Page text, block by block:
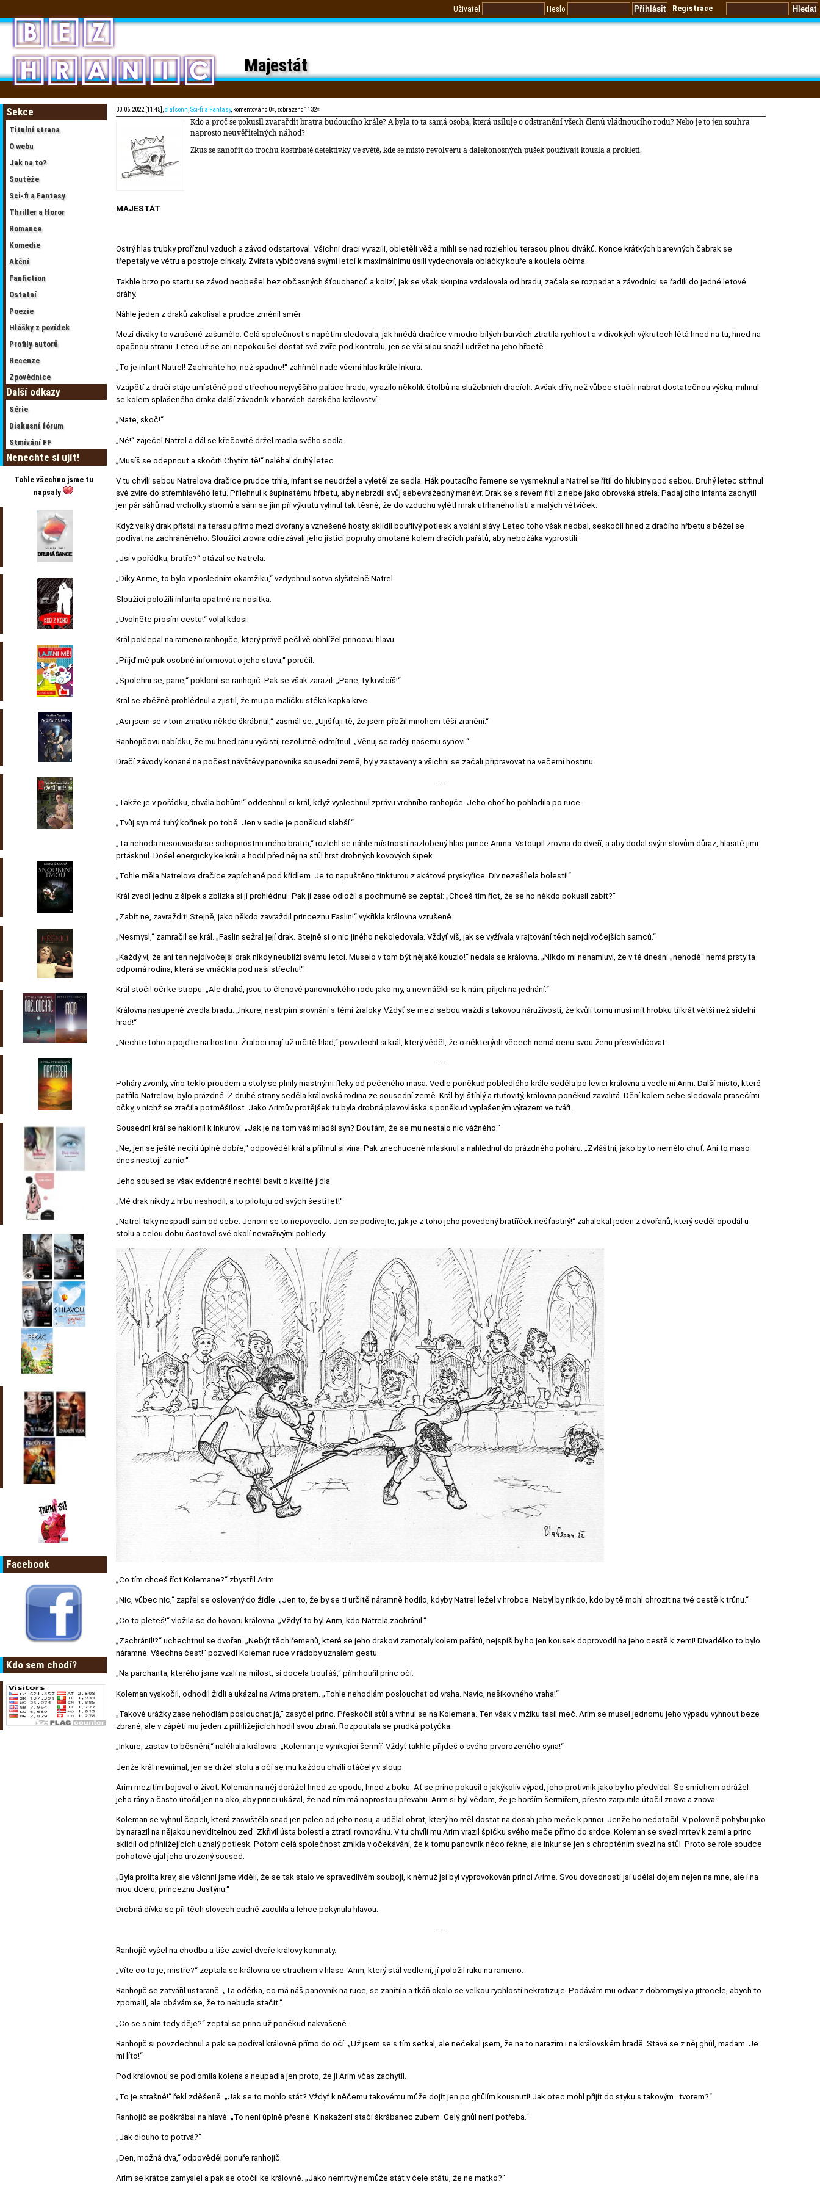
Uživatel Heslo Registrace
Majestát
Sekce
Titulní strana
O webu
Jak na to?
Soutěže
Sci-fi a Fantasy
Thriller a Horor
Romance
Komedie
Akční
Fanfiction
Ostatní
Poezie
Hlášky z povídek
Profily autorů
Recenze
Zpovědnice
Další odkazy
Série
Diskusní fórum
Stmívání FF
Nenechte si ujít!
Tohle všechno jsme tu
napsaly
Facebook
Kdo sem chodí?
30.06.2022 [11:45],olafsonn,Sci-fi a Fantasy, komentováno 0×, zobrazeno 1132×
Kdo a proč se pokusil zvarařdit bratra budoucího krále? A byla to ta samá osoba, která usiluje o odstranění všech členů vládnoucího rodu? Nebo je to jen souhra
naprosto neuvěřitelných náhod?
Zkus se zanořit do trochu kostrbaté detektívky ve světě, kde se místo revolverů a dalekonosných pušek používají kouzla a prokletí.
MAJESTÁT
Ostrý hlas trubky proříznul vzduch a závod odstartoval. Všichni draci vyrazili, obletěli věž a mihli se nad rozlehlou terasou plnou diváků. Konce krátkých barevných čabrak se
třepetaly ve větru a postroje cinkaly. Zvířata vybičovaná svými letci k maximálnímu úsilí vydechovala obláčky kouře a koulela očima.
Takhle brzo po startu se závod neobešel bez občasných šťouchanců a kolizí, jak se však skupina vzdalovala od hradu, začala se rozpadat a závodníci se řadili do jedné letové
dráhy.
Náhle jeden z draků zakolísal a prudce změnil směr.
Mezi diváky to vzrušeně zašumělo. Celá společnost s napětím sledovala, jak hnědá dračice v modro-bílých barvách ztratila rychlost a v divokých výkrutech létá hned na tu, hned na
opačnou stranu. Letec už se ani nepokoušel dostat své zvíře pod kontrolu, jen se vší silou snažil udržet na jeho hřbetě.
„To je infant Natrel! Zachraňte ho, než spadne!“ zahřměl nade všemi hlas krále Inkura.
Vzápětí z dračí stáje umístěné pod střechou nejvyššího paláce hradu, vyrazilo několik štolbů na služebních dracích. Avšak dřív, než vůbec stačili nabrat dostatečnou výšku, mihnul
se kolem splašeného draka další závodník v barvách darského království.
„Nate, skoč!“
„Né!“ zaječel Natrel a dál se křečovitě držel madla svého sedla.
„Musíš se odepnout a skočit! Chytím tě!“ naléhal druhý letec.
V tu chvíli sebou Natrelova dračice prudce trhla, infant se neudržel a vyletěl ze sedla. Hák poutacího řemene se vysmeknul a Natrel se řítil do hlubiny pod sebou. Druhý letec strhnul
své zvíře do střemhlavého letu. Přilehnul k šupinatému hřbetu, aby nebrzdil svůj sebevražedný manévr. Drak se s řevem řítil z nebe jako obrovská střela. Padajícího infanta zachytil
jen pár sáhů nad vrcholky stromů a sám se jim při výkrutu vyhnul tak těsně, že do vzduchu vylétl mrak utrhaného listí a malých větviček.
Když velký drak přistál na terasu přímo mezi dvořany a vznešené hosty, sklidil bouřlivý potlesk a volání slávy. Letec toho však nedbal, seskočil hned z dračího hřbetu a běžel se
podívat na zachráněného. Sloužící zrovna odřezávali jeho jistící popruhy omotané kolem dračích pařátů, aby nebožáka vyprostili.
„Jsi v pořádku, bratře?“ otázal se Natrela.
„Díky Arime, to bylo v posledním okamžiku,“ vzdychnul sotva slyšitelně Natrel.
Sloužící položili infanta opatrně na nosítka.
„Uvolněte prosím cestu!“ volal kdosi.
Král poklepal na rameno ranhojiče, který právě pečlivě obhlížel princovu hlavu.
„Přijď mě pak osobně informovat o jeho stavu,“ poručil.
„Spolehni se, pane,“ poklonil se ranhojič. Pak se však zarazil. „Pane, ty krvácíš!“
Král se zběžně prohlédnul a zjistil, že mu po malíčku stéká kapka krve.
„Asi jsem se v tom zmatku někde škrábnul,“ zasmál se. „Ujišťuji tě, že jsem přežil mnohem těší zranění.“
Ranhojičovu nabídku, že mu hned ránu vyčistí, rezolutně odmítnul. „Věnuj se raději našemu synovi.“
Dračí závody konané na počest návštěvy panovníka sousední země, byly zastaveny a všichni se začali připravovat na večerní hostinu.
---
„Takže je v pořádku, chvála bohům!“ oddechnul si král, když vyslechnul zprávu vrchního ranhojiče. Jeho choť ho pohladila po ruce.
„Tvůj syn má tuhý kořínek po tobě. Jen v sedle je poněkud slabší.“
„Ta nehoda nesouvisela se schopnostmi mého bratra,“ rozlehl se náhle místností nazlobený hlas prince Arima. Vstoupil zrovna do dveří, a aby dodal svým slovům důraz, hlasitě jimi
prtásknul. Došel energicky ke králi a hodil před něj na stůl hrst drobných kovových šipek.
„Tohle měla Natrelova dračice zapíchané pod křídlem. Je to napuštěno tinkturou z akátové pryskyřice. Div nezešílela bolestí!“
Král zvedl jednu z šipek a zblízka si ji prohlédnul. Pak ji zase odložil a pochmurně se zeptal: „Chceš tím říct, že se ho někdo pokusil zabít?“
„Zabít ne, zavraždit! Stejně, jako někdo zavraždil princeznu Faslin!“ vykřikla královna vzrušeně.
„Nesmysl,“ zamračil se král. „Faslin sežral její drak. Stejně si o nic jiného nekoledovala. Vždyť víš, jak se vyžívala v rajtování těch nejdivočejších samců.“
„Každý ví, že ani ten nejdivočejší drak nikdy neublíží svému letci. Muselo v tom být nějaké kouzlo!“ nedala se královna. „Nikdo mi nenamluví, že v té dnešní „nehodě“ nemá prsty ta
odporná rodina, která se vmáčkla pod naši střechu!“
Král stočil oči ke stropu. „Ale drahá, jsou to členové panovnického rodu jako my, a nevmáčkli se k nám; přijeli na jednání.“
Královna nasupeně zvedla bradu. „Inkure, nestrpím srovnání s těmi žraloky. Vždyť se mezi sebou vraždí s takovou náruživostí, že kvůli tomu musí mít hrobku třikrát větší než sídelní
hrad!“
„Nechte toho a pojďte na hostinu. Žraloci mají už určitě hlad,“ povzdechl si král, který věděl, že o některých věcech nemá cenu svou ženu přesvědčovat.
---
Poháry zvonily, víno teklo proudem a stoly se plnily mastnými fleky od pečeného masa. Vedle poněkud pobledlého krále seděla po levici královna a vedle ní Arim. Další místo, které
patřilo Natrelovi, bylo prázdné. Z druhé strany seděla královská rodina ze sousední země. Král byl štíhlý a rtuťovitý, královna poněkud zavalitá. Dění kolem sebe sledovala prasečími
očky, v nichž se zračila potměšilost. Jako Arimův protějšek tu byla drobná plavovláska s poněkud vyplašeným výrazem ve tváři.
Sousední král se naklonil k Inkurovi. „Jak je na tom váš mladší syn? Doufám, že se mu nestalo nic vážného.“
„Ne, jen se ještě necítí úplně dobře,“ odpověděl král a přihnul si vína. Pak znechuceně mlasknul a nahlédnul do prázdného poháru. „Zvláštní, jako by to nemělo chuť. Ani to maso
dnes nestojí za nic.“
Jeho soused se však evidentně nechtěl bavit o kvalitě jídla.
„Mě drak nikdy z hrbu neshodil, a to pilotuju od svých šesti let!“
„Natrel taky nespadl sám od sebe. Jenom se to nepovedlo. Jen se podívejte, jak je z toho jeho povedený bratříček nešťastný!“ zahalekal jeden z dvořanů, který seděl opodál u
stolu a celou dobu častoval své okolí nevraživými pohledy.
„Co tím chceš říct Kolemane?“ zbystřil Arim.
„Nic, vůbec nic,“ zapřel se oslovený do židle. „Jen to, že by se ti určitě náramně hodilo, kdyby Natrel ležel v hrobce. Nebyl by nikdo, kdo by tě mohl ohrozit na tvé cestě k trůnu.“
„Co to pleteš!“ vložila se do hovoru královna. „Vždyť to byl Arim, kdo Natrela zachránil.“
„Zachránil!?“ uchechtnul se dvořan. „Nebýt těch řemenů, které se jeho drakovi zamotaly kolem pařátů, nejspíš by ho jen kousek doprovodil na jeho cestě k zemi! Divadélko to bylo
náramné. Všechna čest!“ pozvedl Koleman ruce v rádoby uznalém gestu.
„Na parchanta, kterého jsme vzali na milost, si docela troufáš,“ přimhouřil princ oči.
Koleman vyskočil, odhodil židli a ukázal na Arima prstem. „Tohle nehodlám poslouchat od vraha. Navíc, nešikovného vraha!“
„Takové urážky zase nehodlám poslouchat já,“ zasyčel princ. Přeskočil stůl a vrhnul se na Kolemana. Ten však v mžiku tasil meč. Arim se musel jednomu jeho výpadu vyhnout beze
zbraně, ale v zápětí mu jeden z přihlížejících hodil svou zbraň. Rozpoutala se prudká potyčka.
„Inkure, zastav to běsnění,“ naléhala královna. „Koleman je vynikající šermíř. Vždyť takhle přijdeš o svého prvorozeného syna!“
Jenže král nevnímal, jen se držel stolu a oči se mu každou chvíli otáčely v sloup.
Arim mezitím bojoval o život. Koleman na něj dorážel hned ze spodu, hned z boku. Ať se princ pokusil o jakýkoliv výpad, jeho protivník jako by ho předvídal. Se smíchem odrážel
jeho rány a často útočil jen na oko, aby princi ukázal, že nad ním má naprostou převahu. Arim si byl vědom, že je horším šermířem, přesto zarputile útočil znova a znova.
Koleman se vyhnul čepeli, která zasvištěla snad jen palec od jeho nosu, a udělal obrat, který ho měl dostat na dosah jeho meče k princi. Jenže ho nedotočil. V polovině pohybu jako
by narazil na nějakou neviditelnou zeď. Zkřivil ústa bolestí a ztratil rovnováhu. V tu chvíli mu Arim vrazil špičku svého meče přímo do srdce. Koleman se svezl mrtev k zemi a princ
sklidil od přihlížejících uznalý potlesk. Potom celá společnost zmlkla v očekávání, že k tomu panovník něco řekne, ale Inkur se jen s chroptěním svezl na stůl. Proto se role soudce
pohotově ujal jeho urozený soused.
„Byla prolita krev, ale všichni jsme viděli, že se tak stalo ve spravedlivém souboji, k němuž jsi byl vyprovokován princi Arime. Svou dovedností jsi udělal dojem nejen na mne, ale i na
mou dceru, princeznu Justýnu.“
Drobná dívka se při těch slovech cudně zaculila a lehce pokynula hlavou.
---
Ranhojič vyšel na chodbu a tiše zavřel dveře královy komnaty.
„Víte co to je, mistře?“ zeptala se královna se strachem v hlase. Arim, který stál vedle ní, jí položil ruku na rameno.
Ranhojič se zatvářil ustaraně. „Ta oděrka, co má náš panovník na ruce, se zanítila a tkáň okolo se velkou rychlostí nekrotizuje. Podávám mu odvar z dobromysly a jitrocele, abych to
zpomalil, ale obávám se, že to nebude stačit.“
„Co se s ním tedy děje?“ zeptal se princ už poněkud nakvašeně.
Ranhojič si povzdechnul a pak se podíval královně přímo do očí. „Už jsem se s tím setkal, ale nečekal jsem, že na to narazím i na královském hradě. Stává se z něj ghůl, madam. Je
mi líto!“
Pod královnou se podlomila kolena a neupadla jen proto, že jí Arim včas zachytil.
„To je strašné!“ řekl zděšeně. „Jak se to mohlo stát? Vždyť k něčemu takovému může dojít jen po ghůlím kousnutí! Jak otec mohl přijít do styku s takovým…tvorem?“
Ranhojič se poškrábal na hlavě. „To není úplně přesné. K nakažení stačí škrábanec zubem. Celý ghůl není potřeba.“
„Jak dlouho to potrvá?“
„Den, možná dva,“ odpověděl ponuře ranhojič.
Arim se krátce zamyslel a pak se otočil ke královně. „Jako nemrtvý nemůže stát v čele státu, že ne matko?“